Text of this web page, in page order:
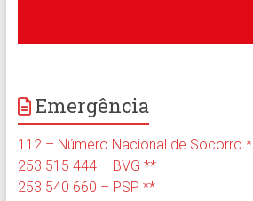
Emergência
112 – Número Nacional de Socorro *
253 515 444 – BVG **
253 540 660 – PSP **